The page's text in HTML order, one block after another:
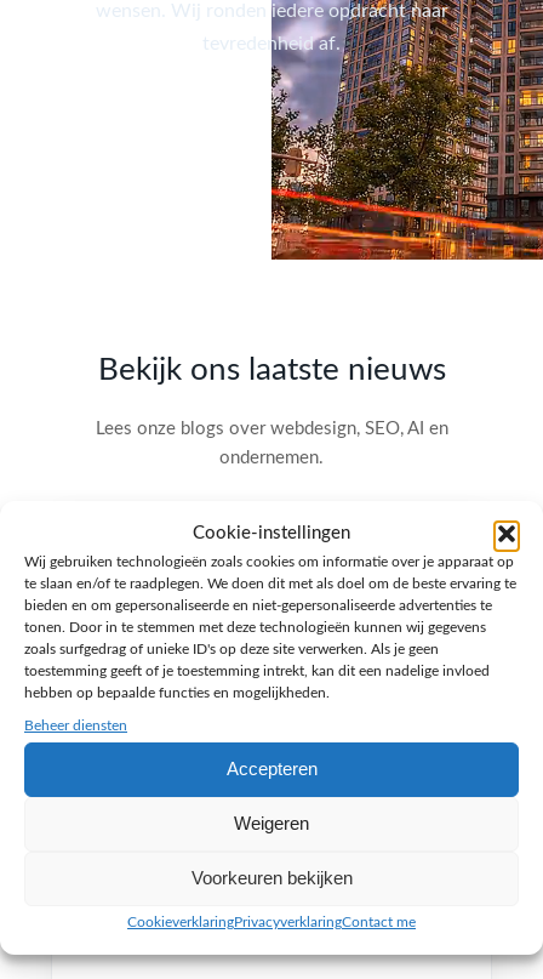
Cookie-instellingen
Wij gebruiken technologieën zoals cookies om informatie over je apparaat op
te slaan en/of te raadplegen. We doen dit met als doel om de beste ervaring te
bieden en om gepersonaliseerde en niet-gepersonaliseerde advertenties te
tonen. Door in te stemmen met deze technologieën kunnen wij gegevens
zoals surfgedrag of unieke ID's op deze site verwerken. Als je geen
toestemming geeft of je toestemming intrekt, kan dit een nadelige invloed
hebben op bepaalde functies en mogelijkheden.
Beheer diensten
Accepteren
Weigeren
Voorkeuren bekijken
CookieverklaringPrivacyverklaringContact me
wensen. Wij ronden iedere opdracht naar
tevredenheid af.
Bekijk ons laatste nieuws
Lees onze blogs over webdesign, SEO, AI en
ondernemen.